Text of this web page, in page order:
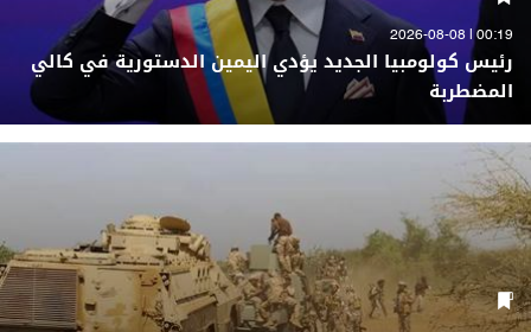
00:19 | 2026-08-08
رئيس كولومبيا الجديد يؤدي اليمين الدستورية في كالي
المضطربة